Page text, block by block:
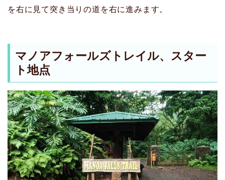
を右に見て突き当りの道を右に進みます。
マノアフォールズトレイル、スター
ト地点